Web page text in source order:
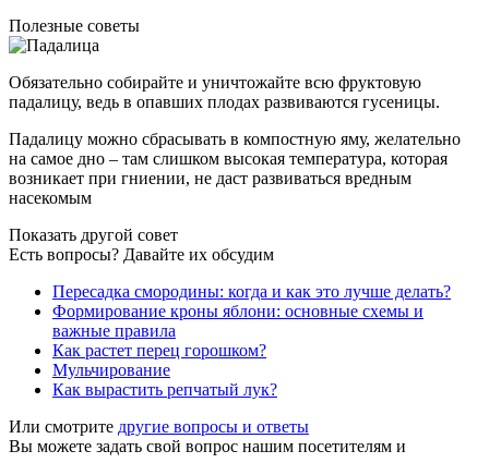
Полезные советы
Обязательно собирайте и уничтожайте всю фруктовую
падалицу, ведь в опавших плодах развиваются гусеницы.
Падалицу можно сбрасывать в компостную яму, желательно
на самое дно – там слишком высокая температура, которая
возникает при гниении, не даст развиваться вредным
насекомым
Показать другой совет
Есть вопросы? Давайте их обсудим
Пересадка смородины: когда и как это лучше делать?
Формирование кроны яблони: основные схемы и
важные правила
Как растет перец горошком?
Мульчирование
Как вырастить репчатый лук?
Или смотрите другие вопросы и ответы
Вы можете задать свой вопрос нашим посетителям и